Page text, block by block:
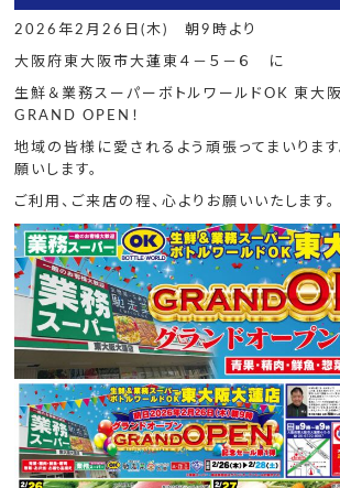
2026年2月26日(木) 朝9時より
大阪府東大阪市大蓮東４－５－６ に
生鮮＆業務スーパーボトルワールドOK 東大
GRAND OPEN！
地域の皆様に愛されるよう頑張ってまいります
願いします。
ご利用、ご来店の程、心よりお願いいたします。